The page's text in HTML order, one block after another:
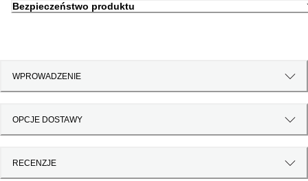
Bezpieczeństwo produktu
WPROWADZENIE
OPCJE DOSTAWY
RECENZJE